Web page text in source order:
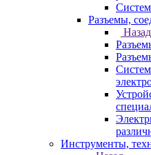
Разъемы,
Назад
Инструменты,